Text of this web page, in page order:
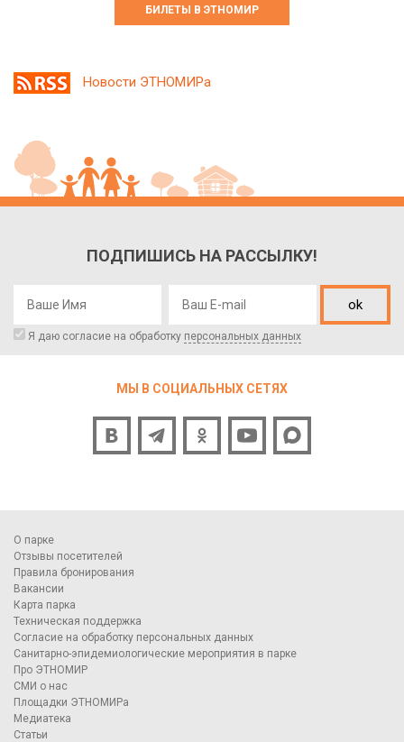
БИЛЕТЫ В ЭТНОМИР
Новости ЭТНОМИРа
ПОДПИШИСЬ НА РАССЫЛКУ!
ok
Я даю согласие на обработку персональных данных
МЫ В СОЦИАЛЬНЫХ СЕТЯХ
О парке
Отзывы посетителей
Правила бронирования
Вакансии
Карта парка
Техническая поддержка
Согласие на обработку персональных данных
Санитарно-эпидемиологические мероприятия в парке
Про ЭТНОМИР
СМИ о нас
Площадки ЭТНОМИРа
Медиатека
Статьи